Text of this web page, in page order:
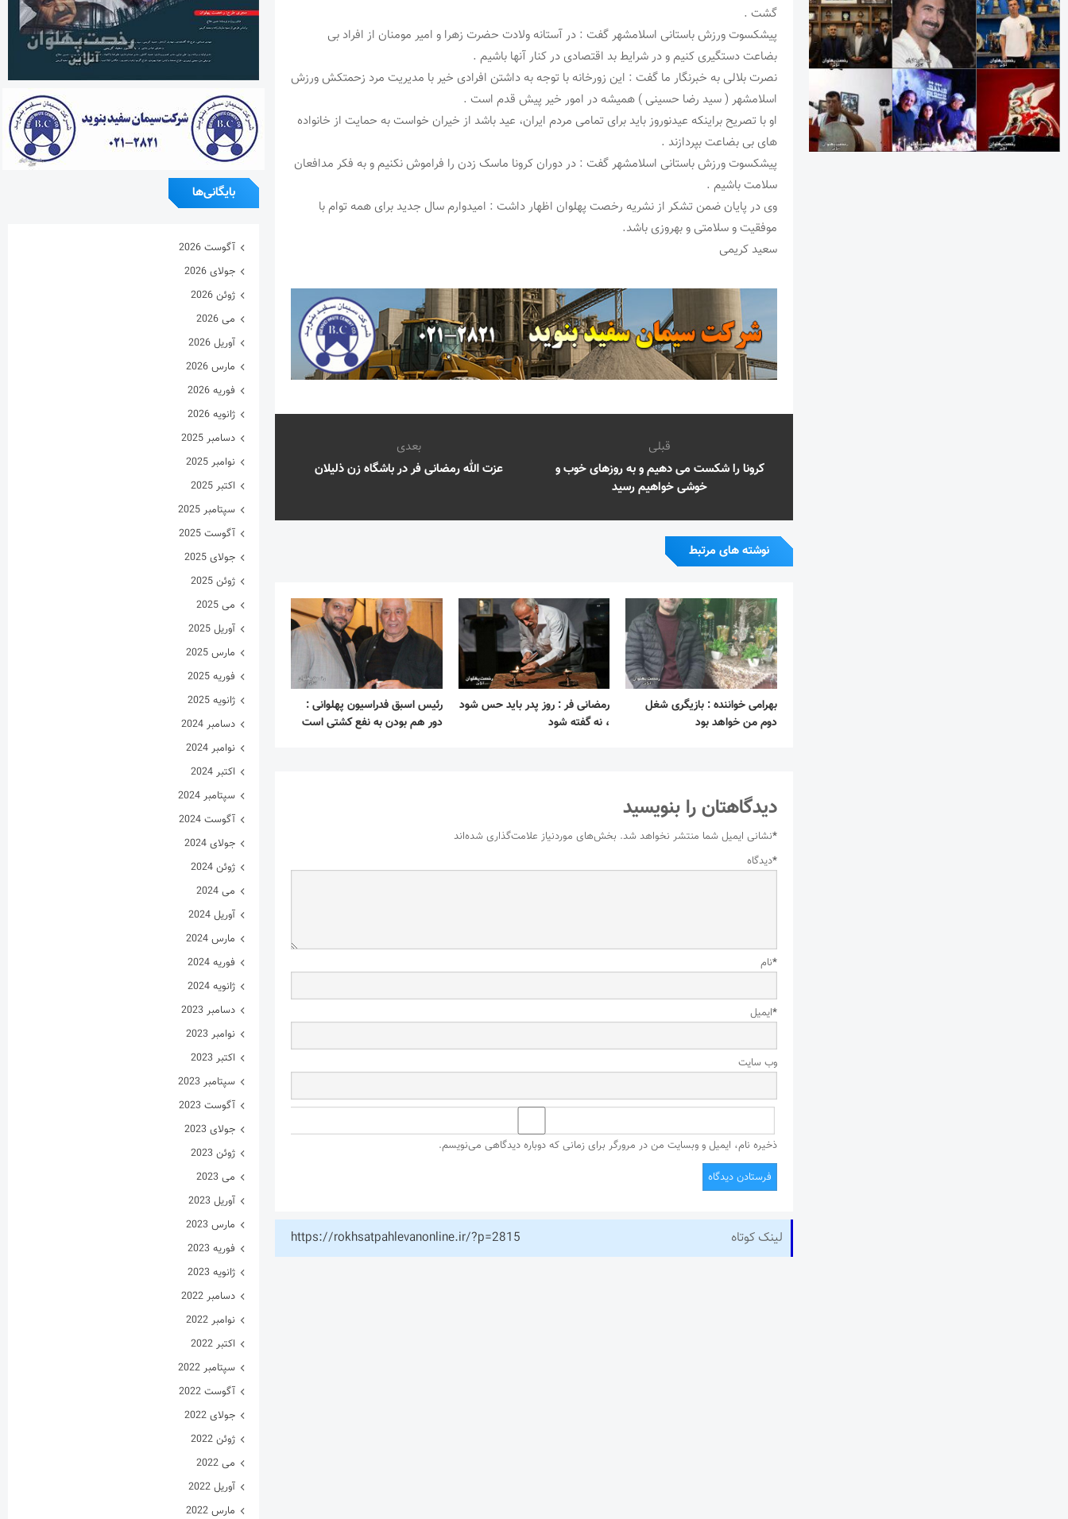
گشت .
پیشکسوت ورزش باستانی اسلامشهر گفت : در آستانه ولادت حضرت زهرا و امیر مومنان از افراد بی
بضاعت دستگیری کنیم و در شرایط بد اقتصادی در کنار آنها باشیم .
نصرت بلالی به خبرنگار ما گفت : این زورخانه با توجه به داشتن افرادی خیر با مدیریت مرد زحمتکش ورزش
اسلامشهر ( سید رضا حسینی ) همیشه در امور خیر پیش قدم است .
او با تصریح براینکه عیدنوروز باید برای تمامی مردم ایران، عید باشد از خیران خواست به حمایت از خانواده
های بی بضاعت بپردازند .
پیشکسوت ورزش باستانی اسلامشهر گفت : در دوران کرونا ماسک زدن را فراموش نکنیم و به فکر مدافعان
سلامت باشیم .
وی در پایان ضمن تشکر از نشریه رخصت پهلوان اظهار داشت : امیدوارم سال جدید برای همه توام با
موفقیت و سلامتی و بهروزی باشد.
سعید کریمی
قبلی
کرونا را شکست می دهیم و به روزهای خوب و
خوشی خواهیم رسید
بعدی
عزت الله رمضانی فر در باشگاه زن ذلیلان
نوشته های مرتبط
بهرامی خواننده : بازیگری شغل
دوم من خواهد بود
رمضانی فر : روز پدر باید حس شود
، نه گفته شود
رئیس اسبق فدراسیون پهلوانی :
دور هم بودن به نفع کشتی است
دیدگاهتان را بنویسید
نشانی ایمیل شما منتشر نخواهد شد. بخش‌های موردنیاز علامت‌گذاری شده‌اند
*
دیدگاه*
نام*
ایمیل*
وب‌ سایت
ذخیره نام، ایمیل و وبسایت من در مرورگر برای زمانی که دوباره دیدگاهی می‌نویسم.
لینک کوتاه https://rokhsatpahlevanonline.ir/?p=2815
بایگانی‌ها
آگوست 2026
جولای 2026
ژوئن 2026
می 2026
آوریل 2026
مارس 2026
فوریه 2026
ژانویه 2026
دسامبر 2025
نوامبر 2025
اکتبر 2025
سپتامبر 2025
آگوست 2025
جولای 2025
ژوئن 2025
می 2025
آوریل 2025
مارس 2025
فوریه 2025
ژانویه 2025
دسامبر 2024
نوامبر 2024
اکتبر 2024
سپتامبر 2024
آگوست 2024
جولای 2024
ژوئن 2024
می 2024
آوریل 2024
مارس 2024
فوریه 2024
ژانویه 2024
دسامبر 2023
نوامبر 2023
اکتبر 2023
سپتامبر 2023
آگوست 2023
جولای 2023
ژوئن 2023
می 2023
آوریل 2023
مارس 2023
فوریه 2023
ژانویه 2023
دسامبر 2022
نوامبر 2022
اکتبر 2022
سپتامبر 2022
آگوست 2022
جولای 2022
ژوئن 2022
می 2022
آوریل 2022
مارس 2022